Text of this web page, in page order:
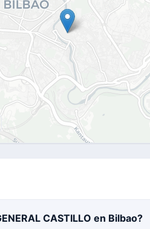
CASTILLO en Bilbao?